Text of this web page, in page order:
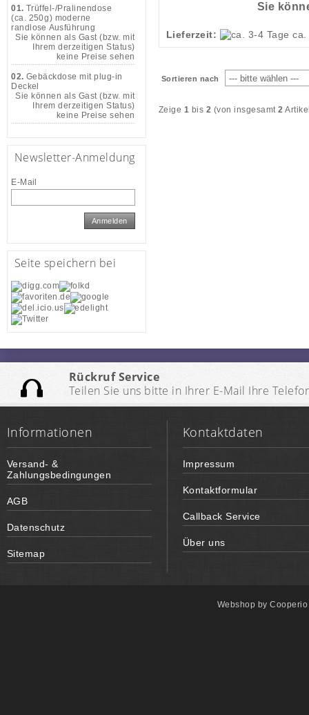
Sie
Lieferzeit:
Sortieren nach
Zeige 1 bis 2 (von insgesamt2
01. Trüffel-/Pralinendose
(ca. 250g) moderne
randlose Ausführung
Sie können als Gast (bzw. mit
Ihrem derzeitigen Status)
keine Preise sehen
02. Gebäckdose mit plug-in
Deckel
Sie können als Gast (bzw. mit
Ihrem derzeitigen Status)
keine Preise sehen
Newsletter-Anmeldung
E-Mail
Anmelden
Seite speichern bei
Rückruf Service
Teilen Sie uns bitte in Ihrer E-Mail Ihre
Informationen
Versand- &
Zahlungsbedingungen
AGB
Datenschutz
Sitemap
Kontaktdaten
Impressum
Kontaktformular
Callback Service
Über uns
Webshop by